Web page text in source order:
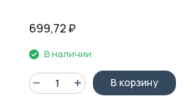
699,72₽
В наличии
В корзину